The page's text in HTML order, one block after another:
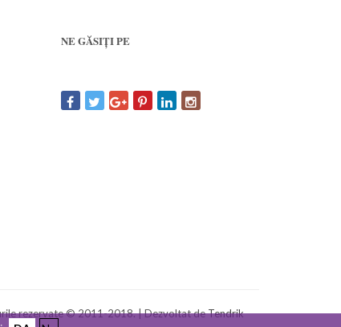
NE GĂSIȚI PE
rezervate © 2011-2018. | Dezvoltat deTendrik